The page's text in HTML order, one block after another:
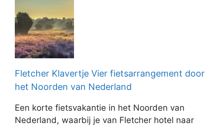
Fletcher Klavertje Vier fietsarrangement door
het Noorden van Nederland
Een korte fietsvakantie in het Noorden van
Nederland, waarbij je van Fletcher hotel naar